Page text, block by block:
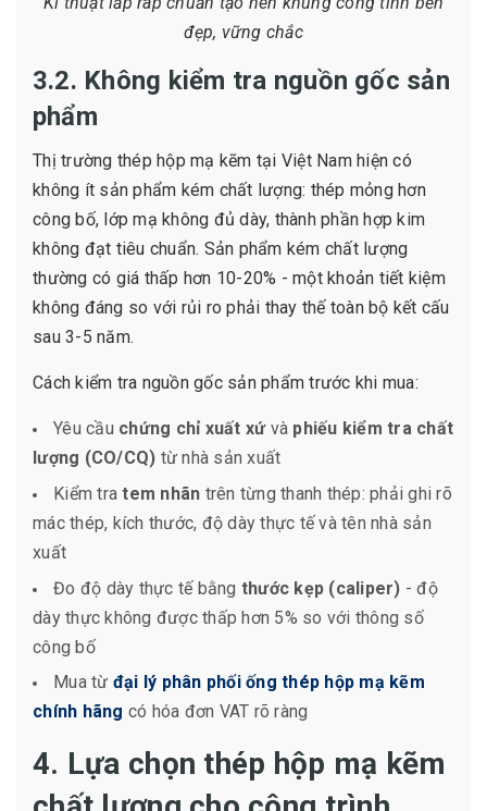
đẹp, vững chắc
3.2. Không kiểm tra nguồn gốc sản
phẩm
Thị trường thép hộp mạ kẽm tại Việt Nam hiện có
không ít sản phẩm kém chất lượng: thép mỏng hơn
công bố, lớp mạ không đủ dày, thành phần hợp kim
không đạt tiêu chuẩn. Sản phẩm kém chất lượng
thường có giá thấp hơn 10-20% - một khoản tiết kiệm
không đáng so với rủi ro phải thay thế toàn bộ kết cấu
sau 3-5 năm.
Cách kiểm tra nguồn gốc sản phẩm trước khi mua:
Yêu cầu chứng chỉ xuất xứ và phiếu kiểm tra chất
lượng (CO/CQ) từ nhà sản xuất
Kiểm tratem nhãn trên từng thanh thép: phải ghi rõ
mác thép, kích thước, độ dày thực tế và tên nhà sản
xuất
Đo độ dày thực tế bằng thước kẹp (caliper) - độ
dày thực không được thấp hơn 5% so với thông số
công bố
Mua từ đại lý phân phối ống thép hộp mạ kẽm
chính hãng có hóa đơn VAT rõ ràng
4. Lựa chọn thép hộp mạ kẽm